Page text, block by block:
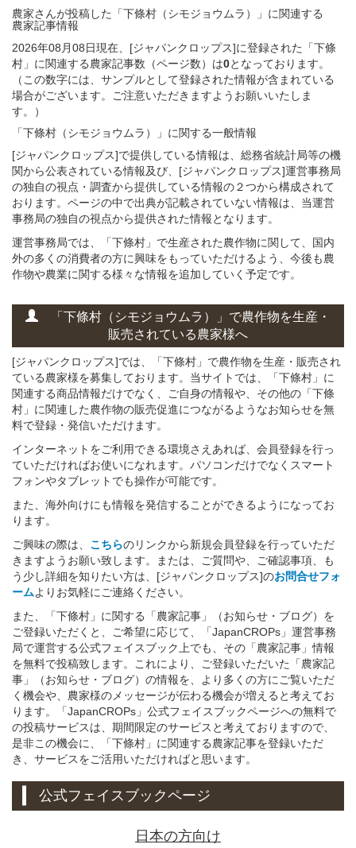
農家さんが投稿した「下條村（シモジョウムラ）」 に関連する
農家記事情報
2026年08月08日現在、[ジャパンクロップス]に登録された「下條
村」に関連する農家記事数（ページ数）は0となっております。
（この数字には、サンプルとして登録された情報が含まれている
場合がございます。ご注意いただきますようお願いいたしま
す。）
「下條村（シモジョウムラ）」 に関する一般情報
[ジャパンクロップス]で提供している情報は、総務省統計局等の機
関から公表されている情報及び、[ジャパンクロップス]運営事務局
の独自の視点・調査から提供している情報の２つから構成されて
おります。ページの中で出典が記載されていない情報は、当運営
事務局の独自の視点から提供された情報となります。
運営事務局では、「下條村」で生産された農作物に関して、国内
外の多くの消費者の方に興味をもっていただけるよう、今後も農
作物や農業に関する様々な情報を追加していく予定です。
「下條村（シモジョウムラ）」 で農作物を生産・
販売されている農家様へ
[ジャパンクロップス]では、「下條村」で農作物を生産・販売され
ている農家様を募集しております。当サイトでは、「下條村」に
関連する商品情報だけでなく、ご自身の情報や、その他の「下條
村」に関連した農作物の販売促進につながるようなお知らせを無
料で登録・発信いただけます。
インターネットをご利用できる環境さえあれば、会員登録を行っ
ていただければお使いになれます。パソコンだけでなくスマート
フォンやタブレットでも操作が可能です。
また、海外向けにも情報を発信することができるようになってお
ります。
ご興味の際は、 こちらのリンクから新規会員登録を行っていただ
きますようお願い致します。または、ご質問や、ご確認事項、も
う少し詳細を知りたい方は、[ジャパンクロップス]のお問合せフォ
ームよりお気軽にご連絡ください。
また、「下條村」に関する「農家記事」（お知らせ・ブログ）を
ご登録いただくと、ご希望に応じて、「JapanCROPs」運営事務
局で運営する公式フェイスブック上でも、その「農家記事」情報
を無料で投稿致します。これにより、ご登録いただいた「農家記
事」（お知らせ・ブログ）の情報を、より多くの方にご覧いただ
く機会や、農家様のメッセージが伝わる機会が増えると考えてお
ります。「JapanCROPs」公式フェイスブックページへの無料で
の投稿サービスは、期間限定のサービスと考えておりますので、
是非この機会に、「下條村」に関連する農家記事を登録いただ
き、サービスをご活用いただければと思います。
公式フェイスブックページ
日本の方向け